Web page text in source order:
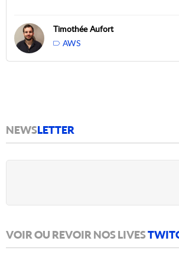
Timothée Aufort
AWS
NEWSLETTER
VOIR OU REVOIR NOS LIVES